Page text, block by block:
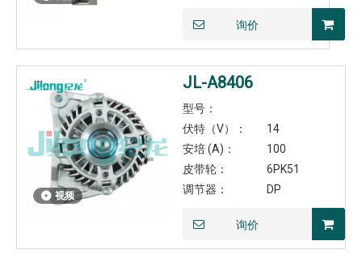
询价
视频
JL-A8406
型号：
伏特（V）：
14
安培 (A)：
100
皮带轮：
6PK51
调节器：
DP
询价